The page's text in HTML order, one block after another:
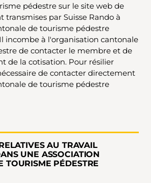
pédestre sur le site web de
transmises par Suisse Rando à
de tourisme pédestre
incombe à l'organisation cantonale
de contacter le membre et de
de la cotisation. Pour résilier
de contacter directement
de tourisme pédestre
AU TRAVAIL
UNE ASSOCIATION
TOURISME PÉDESTRE